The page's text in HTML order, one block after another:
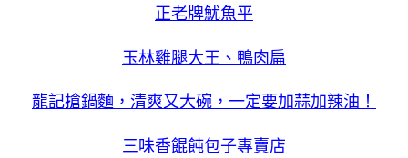
正老牌魷魚平
玉林雞腿大王、鴨肉扁
龍記搶鍋麵，清爽又大碗，一定要加蒜加辣油！
三味香餛飩包子專賣店